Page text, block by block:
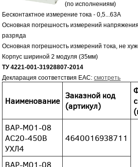
(по исполнениям)
Бесконтактное измерение тока - 0,5...63А
Основная погрешность измерений
разряда
Основная погрешность измерений тока, не
Корпус шириной 2 модуля (35мм)
ТУ 4221-001-31928807-2014
Декларация соответствия EAC:смотреть
Наименование
Заказной код
(артикул)
ВАР-М01-08
АС20-450В
УХЛ4
4640016938711
ВАР-М01-08